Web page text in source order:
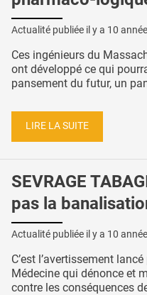
Actualité publiée il y a 10
Ces ingénieurs du
ont développé ce qui
pansement du futur, un
LIRE LA SUITE
SEVRAGE
pas la
Actualité publiée il y a 10
C’est l’avertissement
Médecine qui dénonce et
contre les conséquences